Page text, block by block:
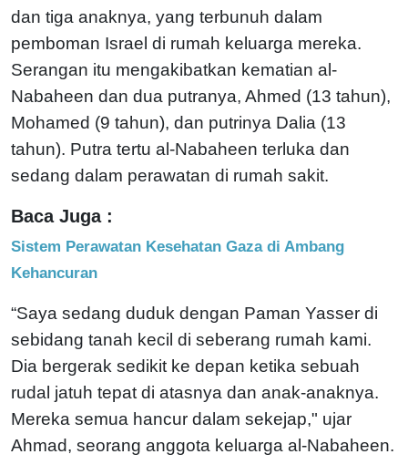
dan tiga anaknya, yang terbunuh dalam
pemboman Israel di rumah keluarga mereka.
Serangan itu mengakibatkan kematian al-
Nabaheen dan dua putranya, Ahmed (13 tahun),
Mohamed (9 tahun), dan putrinya Dalia (13
tahun). Putra tertu al-Nabaheen terluka dan
sedang dalam perawatan di rumah sakit.
Baca Juga :
Sistem Perawatan Kesehatan Gaza di Ambang
Kehancuran
“Saya sedang duduk dengan Paman Yasser di
sebidang tanah kecil di seberang rumah kami.
Dia bergerak sedikit ke depan ketika sebuah
rudal jatuh tepat di atasnya dan anak-anaknya.
Mereka semua hancur dalam sekejap," ujar
Ahmad, seorang anggota keluarga al-Nabaheen.